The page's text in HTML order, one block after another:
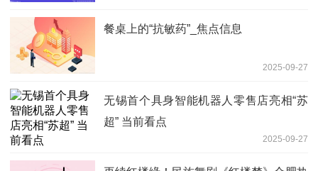
餐桌上的“抗敏药”_焦点信息
2025-09-27
无锡首个具身智能机器人零售店亮相“苏
超” 当前看点
2025-09-27